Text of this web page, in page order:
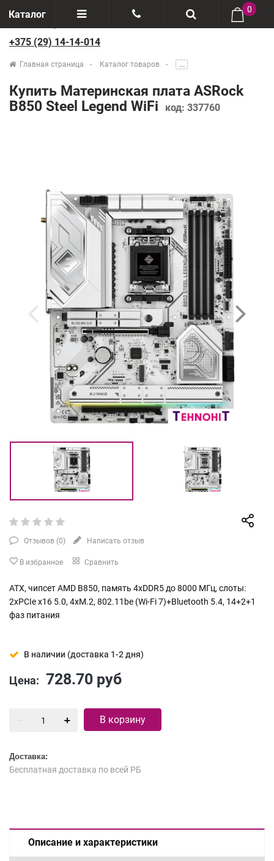
Каталог
Отзывы
Производители
+375(29) 888-44-44
0
+375 (29) 14-14-014
Главная страница Каталог товаров .....
Купить Материнская плата ASRock
B850 Steel Legend WiFi
код: 337760
Отзывов (0) Написать отзыв
В избранное Сравнить
ATX, чипсет AMD B850, память 4xDDR5 до 8000 МГц, слоты:
2xPCIe x16 5.0, 4xM.2, 802.11be (Wi-Fi 7)+Bluetooth 5.4, 14+2+1
фаз питания
В наличии (доставка 1-2 дня)
Цена: 728.70 руб
В корзину
Доставка:
Бесплатная доставка по всей РБ
Описание и характеристики